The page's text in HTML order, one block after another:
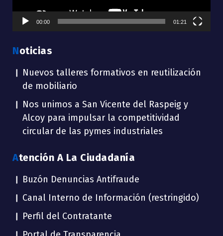
00:00 01:21
Noticias
Nuevos talleres formativos en reutilización
de mobiliario
Nos unimos a San Vicente del Raspeig y
Alcoy para impulsar la competitividad
circular de las pymes industriales
Atención A La Ciudadanía
Buzón Denuncias Antifraude
Canal Interno de Información (restringido)
Perfil del Contratante